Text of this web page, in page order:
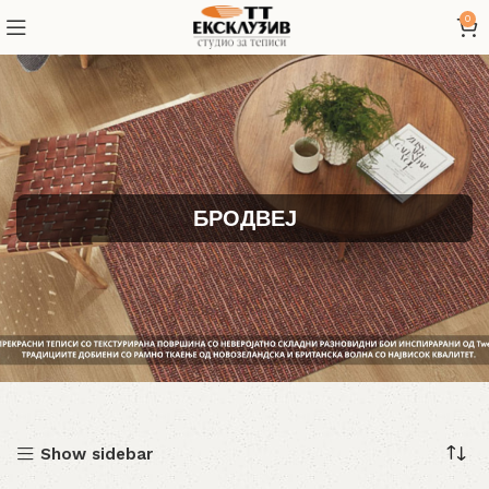
0
БРОДВЕЈ
Show sidebar